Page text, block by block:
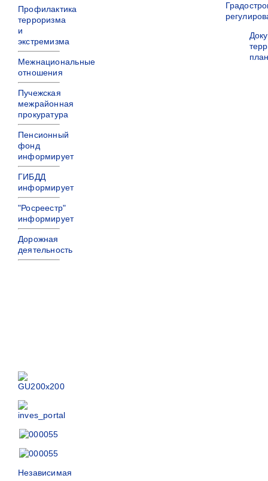
Профилактика
терроризма
и
экстремизма
Межнациональные
отношения
Пучежская
межрайонная
прокуратура
Пенсионный
фонд
информирует
ГИБДД
информирует
"Росреестр"
информирует
Дорожная
деятельность
Независимая